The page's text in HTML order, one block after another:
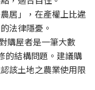
居」，在產權上比違
法律隱憂。
購屋者是一筆大數
的結構問題。建議購
該土地之農業使用限